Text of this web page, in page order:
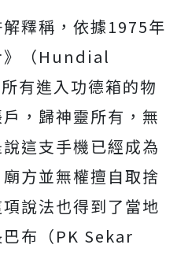
釋稱，依據1975年
》（Hundial
有進入功德箱的物
，歸神靈所有，無
這支手機已經成為
廟方並無權擅自取捨
說法也得到了當地
布（PK Sekar